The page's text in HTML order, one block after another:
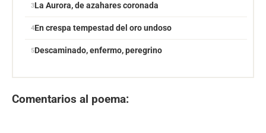
La Aurora, de azahares coronada
En crespa tempestad del oro undoso
Descaminado, enfermo, peregrino
Comentarios al poema: